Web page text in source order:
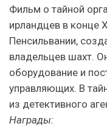
Фильм о тайной
ирландцев в конце
Пенсильвании,
владельцев шахт.
оборудование и
управляющих. В
из детективного
Награды: